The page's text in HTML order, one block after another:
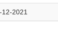
12-2021